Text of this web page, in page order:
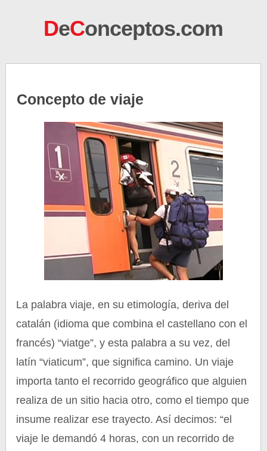
DeConceptos.com
Concepto de viaje
La palabra viaje, en su etimología, deriva del
catalán (idioma que combina el castellano con el
francés) “viatge”, y esta palabra a su vez, del
latín “viaticum”, que significa camino. Un viaje
importa tanto el recorrido geográfico que alguien
realiza de un sitio hacia otro, como el tiempo que
insume realizar ese trayecto. Así decimos: “el
viaje le demandó 4 horas, con un recorrido de